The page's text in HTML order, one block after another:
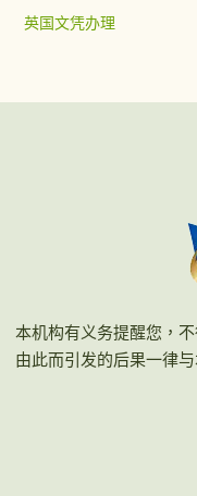
英国文凭办理
本机构有义务提醒您，
由此而引发的后果一律